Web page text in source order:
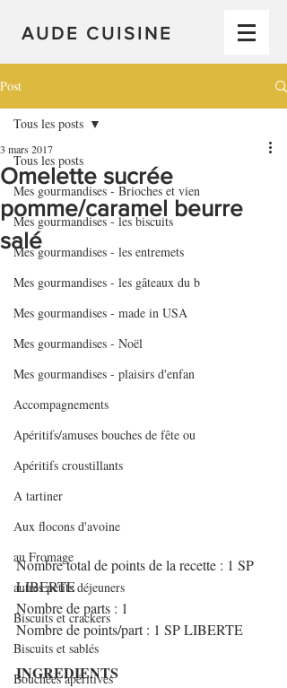
AUDE CUISINE
Post
Tous les posts
Mes gourmandises - Brioches et vien
Mes gourmandises - les biscuits
Mes gourmandises - les entremets
Mes gourmandises - les gâteaux du b
Mes gourmandises - made in USA
Mes gourmandises - Noël
Mes gourmandises - plaisirs d'enfan
Accompagnements
Apéritifs/amuses bouches de fête ou
Apéritifs croustillants
A tartiner
Aux flocons d'avoine
au Fromage
autres petits déjeuners
Biscuits et crackers
Biscuits et sablés
Bouchées apéritives
Tous les posts
Omelette sucrée
pomme/caramel beurre
salé
3 mars 2017
Nombre total de points de la recette : 1 SP
LIBERTE
Nombre de parts : 1
Nombre de points/part : 1 SP LIBERTE
INGREDIENTS